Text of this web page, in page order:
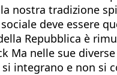
nostra tradizione
deve essere
Repubblica è
Ma nelle sue
integrano e non si